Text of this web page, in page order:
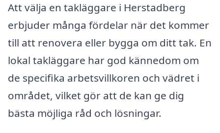
Att välja en takläggare i Herstadberg
erbjuder många fördelar när det kommer
till att renovera eller bygga om ditt tak. En
lokal takläggare har god kännedom om
de specifika arbetsvillkoren och vädret i
området, vilket gör att de kan ge dig
bästa möjliga råd och lösningar.